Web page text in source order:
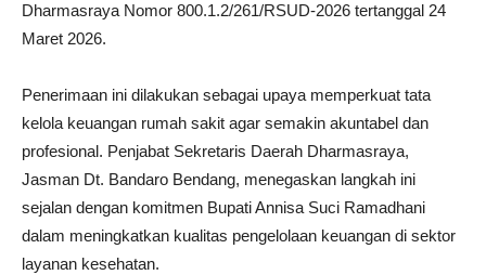
Dharmasraya Nomor 800.1.2/261/RSUD-2026 tertanggal 24
Maret 2026.
Penerimaan ini dilakukan sebagai upaya memperkuat tata
kelola keuangan rumah sakit agar semakin akuntabel dan
profesional. Penjabat Sekretaris Daerah Dharmasraya,
Jasman Dt. Bandaro Bendang, menegaskan langkah ini
sejalan dengan komitmen Bupati Annisa Suci Ramadhani
dalam meningkatkan kualitas pengelolaan keuangan di sektor
layanan kesehatan.